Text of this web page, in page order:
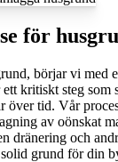
för
börjar vi med
kritiskt steg som
över tid. Vår
av oönskat
dränering och
grund för din